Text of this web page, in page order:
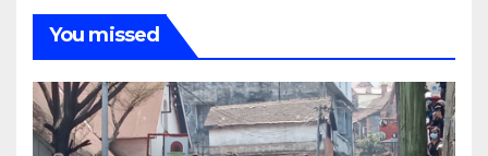
You missed